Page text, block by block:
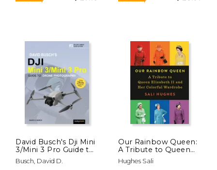
15% 50%
dcto.
David Busch's Dji Mini
3/Mini 3 Pro Guide to
Drone Photography
(en Inglés)
Busch, David D.
Our Rainbow Queen:
A Tribute to Queen
Elizabeth ii and her
Colorful Wardrobe
Hughes Sali